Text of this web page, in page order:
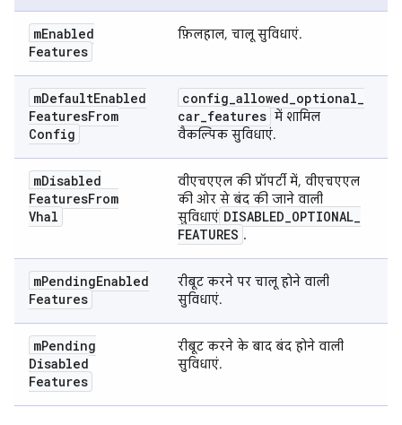
mEnabled
Features
फ़िलहाल, चालू सुविधाएं.
mDefaultEnabled
FeaturesFrom
Config
config_allowed_optional_
car_features में शामिल
वैकल्पिक सुविधाएं.
mDisabled
FeaturesFrom
Vhal
वीएचएएल की प्रॉपर्टी में, वीएचएएल
की ओर से बंद की जाने वाली
सुविधाएं DISABLED_OPTIONAL_
FEATURES .
mPendingEnabled
Features
रीबूट करने पर चालू होने वाली
सुविधाएं.
mPending
Disabled
Features
रीबूट करने के बाद बंद होने वाली
सुविधाएं.